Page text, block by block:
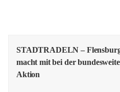
STADTRADELN –
macht mit bei der
Aktion